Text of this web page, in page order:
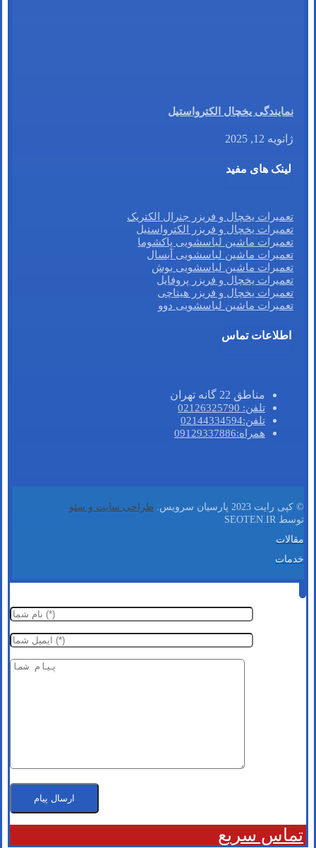
نمایندگی یخچال الکترواستیل
ژانویه 12, 2025
لینک های مفید
تعمیرات یخچال و فریزر جنرال الکتریک
تعمیرات یخچال و فریزر الکترواستیل
تعمیرات ماشین لباسشویی پاکشوما
تعمیرات ماشین لباسشویی آبسال
تعمیرات ماشین لباسشویی بوش
تعمیرات یخچال و فریزر پروفایل
تعمیرات یخچال و فریزر هیتاچی
تعمیرات ماشین لباسشویی دوو
اطلاعات تماس
مناطق 22 گانه تهران
تلفن: 02126325790
تلفن:02144334594
همراه:09129337886
© کپی رایت 2023 پارسیان سرویس.
طراحی سایت و سئو
توسط SEOTEN.IR
مقالات
خدمات
تماس سریع